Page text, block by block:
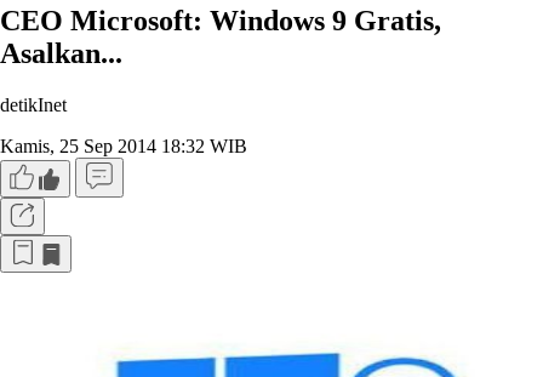
CEO Microsoft: Windows 9 Gratis,
Asalkan...
detikInet
Kamis, 25 Sep 2014 18:32 WIB